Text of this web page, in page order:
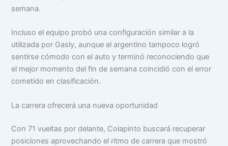
semana.
Incluso el equipo probó una configuración similar a la
utilizada por Gasly, aunque el argentino tampoco logró
sentirse cómodo con el auto y terminó reconociendo que
el mejor momento del fin de semana coincidió con el error
cometido en clasificación.
La carrera ofrecerá una nueva oportunidad
Con 71 vueltas por delante, Colapinto buscará recuperar
posiciones aprovechando el ritmo de carrera que mostró